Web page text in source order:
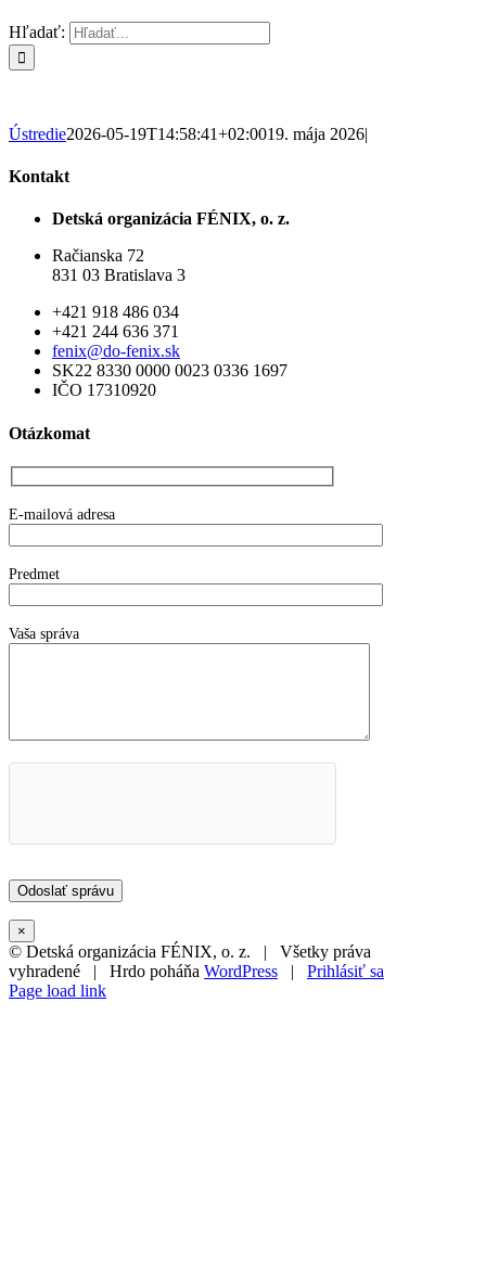
Hľadať:
Ústredie2026-05-19T14:58:41+02:0019. mája 2026|
Kontakt
Detská organizácia FÉNIX, o. z.
Račianska 72
831 03 Bratislava 3
+421 918 486 034
+421 244 636 371
fenix@do-fenix.sk
SK22 8330 0000 0023 0336 1697
IČO 17310920
Otázkomat
E-mailová adresa
Predmet
Vaša správa
×
© Detská organizácia FÉNIX, o. z. | Všetky práva
vyhradené | Hrdo poháňa WordPress
Prihlásiť sa
Page load link